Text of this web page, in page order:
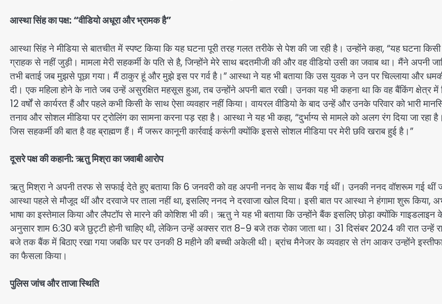
आस्था सिंह का पक्ष: “वीडियो अधूरा और भ्रामक है”
आस्था सिंह ने मीडिया से बातचीत में स्पष्ट किया कि यह घटना पूरी तरह गलत तरीके से पेश की जा रही है। उन्होंने कहा, “यह घटना किसी
ग्राहक से नहीं जुड़ी। मामला मेरी सहकर्मी के पति से है, जिन्होंने मेरे साथ बदतमीजी की और वह वीडियो उसी का जवाब था। मैंने अपनी
तभी बताई जब मुझसे पूछा गया। मैं ठाकुर हूं और मुझे इस पर गर्व है।” आस्था ने यह भी बताया कि उस युवक ने उन पर चिल्लाया और
दी। एक महिला होने के नाते जब उन्हें असुरक्षित महसूस हुआ, तब उन्होंने अपनी बात रखी। उनका यह भी कहना था कि वह बैंकिंग क्षेत्र में
12 वर्षों से कार्यरत हैं और पहले कभी किसी के साथ ऐसा व्यवहार नहीं किया। वायरल वीडियो के बाद उन्हें और उनके परिवार को भारी
तनाव और सोशल मीडिया पर ट्रोलिंग का सामना करना पड़ रहा है। आस्था ने यह भी कहा, “दुर्भाग्य से मामले को अलग रंग दिया जा रहा है।
जिस सहकर्मी की बात है वह ब्राह्मण हैं। मैं जरूर कानूनी कार्रवाई करूंगी क्योंकि इससे सोशल मीडिया पर मेरी छवि खराब हुई है।”
दूसरे पक्ष की कहानी: ऋतु मिश्रा का जवाबी आरोप
ऋतु मिश्रा ने अपनी तरफ से सफाई देते हुए बताया कि 6 जनवरी को वह अपनी ननद के साथ बैंक गई थीं। उनकी ननद वॉशरूम गई थीं
आस्था पहले से मौजूद थीं और दरवाजे पर ताला नहीं था, इसलिए ननद ने दरवाजा खोल दिया। इसी बात पर आस्था ने हंगामा शुरू किया,
भाषा का इस्तेमाल किया और लैपटॉप से मारने की कोशिश भी की। ऋतु ने यह भी बताया कि उन्होंने बैंक इसलिए छोड़ा क्योंकि गाइडलाइन
अनुसार शाम 6:30 बजे छुट्टी होनी चाहिए थी, लेकिन उन्हें अक्सर रात 8-9 बजे तक रोका जाता था। 31 दिसंबर 2024 की रात उन्हें
बजे तक बैंक में बिठाए रखा गया जबकि घर पर उनकी 8 महीने की बच्ची अकेली थी। ब्रांच मैनेजर के व्यवहार से तंग आकर उन्होंने
का फैसला किया।
पुलिस जांच और ताजा स्थिति